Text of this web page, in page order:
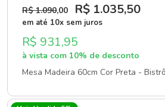
R$ 1.090,00 R$ 1.035,50
em até 10x sem juros
R$ 931,95
à vista com 10% de desconto
Mesa Madeira 60cm Cor Preta -